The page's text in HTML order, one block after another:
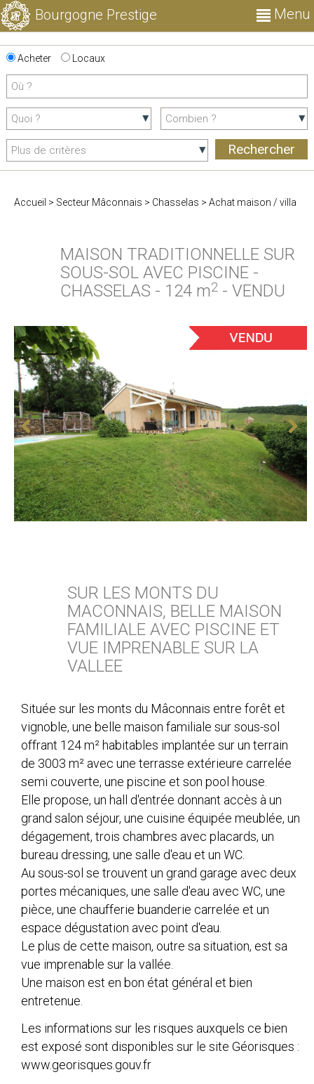
Bourgogne Prestige Menu
Acheter Locaux
Accueil > Secteur Mâconnais > Chasselas > Achat maison / villa
MAISON TRADITIONNELLE SUR
SOUS-SOL AVEC PISCINE -
CHASSELAS - 124 m2 - VENDU
SUR LES MONTS DU
MACONNAIS, BELLE MAISON
FAMILIALE AVEC PISCINE ET
VUE IMPRENABLE SUR LA
VALLEE
Située sur les monts du Mâconnais entre forêt et
vignoble, une belle maison familiale sur sous-sol
offrant 124 m² habitables implantée sur un terrain
de 3003 m² avec une terrasse extérieure carrelée
semi couverte, une piscine et son pool house.
Elle propose, un hall d'entrée donnant accès à un
grand salon séjour, une cuisine équipée meublée, un
dégagement, trois chambres avec placards, un
bureau dressing, une salle d'eau et un WC.
Au sous-sol se trouvent un grand garage avec deux
portes mécaniques, une salle d'eau avec WC, une
pièce, une chaufferie buanderie carrelée et un
espace dégustation avec point d'eau.
Le plus de cette maison, outre sa situation, est sa
vue imprenable sur la vallée.
Une maison est en bon état général et bien
entretenue.
Les informations sur les risques auxquels ce bien
est exposé sont disponibles sur le site Géorisques :
www.georisques.gouv.fr